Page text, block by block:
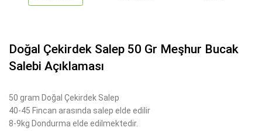
Doğal Çekirdek Salep 50 Gr Meşhur Bucak
Salebi Açıklaması
50 gram Doğal Çekirdek Salep
40-45 Fincan arasında salep elde edilir
8-9kg Dondurma elde edilmektedir.